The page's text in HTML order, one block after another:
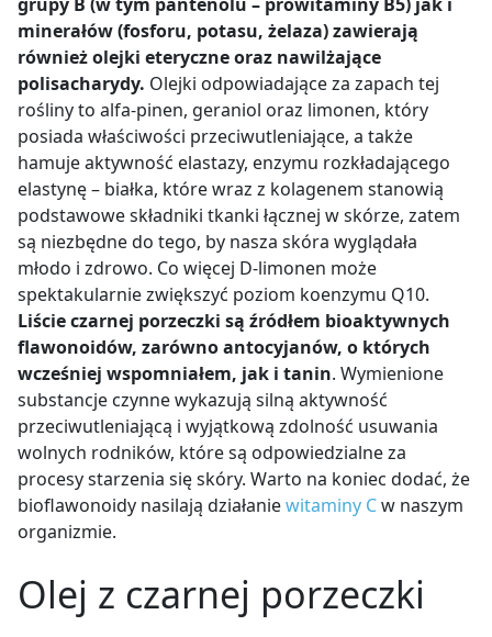
minerałów (fosforu, potasu, żelaza) zawierają
również olejki eteryczne oraz nawilżające
polisacharydy. Olejki odpowiadające za zapach tej
rośliny to alfa-pinen, geraniol oraz limonen, który
posiada właściwości przeciwutleniające, a także
hamuje aktywność elastazy, enzymu rozkładającego
elastynę– białka, które wraz z kolagenem stanowią
podstawowe składniki tkanki łącznej w skórze, zatem
są niezbędne do tego, by nasza skóra wyglądała
młodo i zdrowo. Co więcej D-limonen może
spektakularnie zwiększyć poziom koenzymu Q10.
Liście czarnej porzeczki są źródłem bioaktywnych
flawonoidów, zarówno antocyjanów, o których
wcześniej wspomniałem, jak i tanin. Wymienione
substancje czynne wykazują silną aktywność
przeciwutleniającą i wyjątkową zdolność usuwania
wolnych rodników, które są odpowiedzialne za
procesy starzenia się skóry. Warto na koniec dodać, że
bioflawonoidy nasilają działaniewitaminy Cw naszym
organizmie.
Olej z czarnej porzeczki